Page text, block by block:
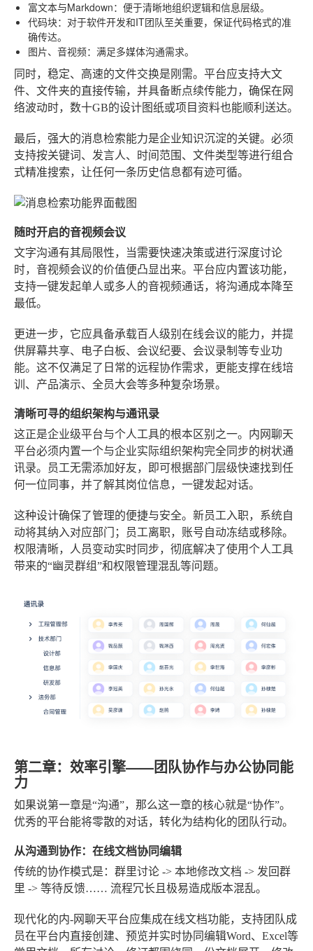
富文本与Markdown：便于清晰地组织逻辑和信息层级。
代码块：对于软件开发和IT团队至关重要，保证代码格式的准
确传达。
图片、音视频：满足多媒体沟通需求。
同时，稳定、高速的文件交换是刚需。平台应支持大文
件、文件夹的直接传输，并具备断点续传能力，确保在网
络波动时，数十GB的设计图纸或项目资料也能顺利送达。
最后，强大的消息检索能力是企业知识沉淀的关键。必须
支持按关键词、发言人、时间范围、文件类型等进行组合
式精准搜索，让任何一条历史信息都有迹可循。
随时开启的音视频会议
文字沟通有其局限性，当需要快速决策或进行深度讨论
时，音视频会议的价值便凸显出来。平台应内置该功能，
支持一键发起单人或多人的音视频通话，将沟通成本降至
最低。
更进一步，它应具备承载百人级别在线会议的能力，并提
供屏幕共享、电子白板、会议纪要、会议录制等专业功
能。这不仅满足了日常的远程协作需求，更能支撑在线培
训、产品演示、全员大会等多种复杂场景。
清晰可寻的组织架构与通讯录
这正是企业级平台与个人工具的根本区别之一。内网聊天
平台必须内置一个与企业实际组织架构完全同步的树状通
讯录。员工无需添加好友，即可根据部门层级快速找到任
何一位同事，并了解其岗位信息，一键发起对话。
这种设计确保了管理的便捷与安全。新员工入职，系统自
动将其纳入对应部门；员工离职，账号自动冻结或移除。
权限清晰，人员变动实时同步，彻底解决了使用个人工具
带来的“幽灵群组”和权限管理混乱等问题。
第二章：效率引擎——团队协作与办公协同能
力
如果说第一章是“沟通”，那么这一章的核心就是“协作”。
优秀的平台能将零散的对话，转化为结构化的团队行动。
从沟通到协作：在线文档协同编辑
传统的协作模式是：群里讨论 -> 本地修改文档 -> 发回群
里 -> 等待反馈…… 流程冗长且极易造成版本混乱。
现代化的内-网聊天平台应集成在线文档功能，支持团队成
员在平台内直接创建、预览并实时协同编辑Word、Excel等